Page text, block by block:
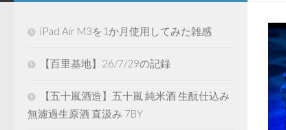
iPad Air M3を1か月使用してみた雑感
【百里基地】26/7/29の記録
【五十嵐酒造】五十嵐 純米酒 生酛仕込み
無濾過生原酒 直汲み 7BY